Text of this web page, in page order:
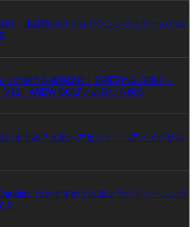
較｜未経験向けプログラミングスクールとの
フの魅力を徹底比較｜BRIEFING GOLF・
V12・ANEW GOLFとの違いを解説
おすすめ？人気ヘアセット・ヘアメイクサロ
）はおすすめ？人気クラウドソーシング
ド